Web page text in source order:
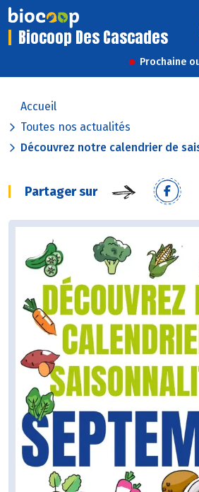
Biocoop Des Cascades
Prochaine
Accueil
Toutes nos actualités
Découvrez notre calendrier de
Partager sur